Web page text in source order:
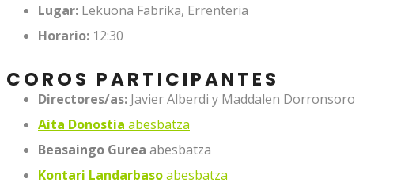
Lugar: Lekuona Fabrika, Errenteria
Horario: 12:30
COROS PARTICIPANTES
Directores/as: Javier Alberdi y Maddalen Dorronsoro
Aita Donostia abesbatza
Beasaingo Gurea abesbatza
Kontari Landarbasoabesbatza